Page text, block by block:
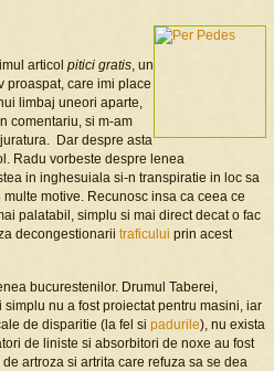
articol pitici gratis, un
proaspat, care imi place
limbaj uneori aparte,
comentariu, si m-am
Dar despre asta
Radu vorbeste despre lenea
in inghesuiala si-n transpiratie in loc sa
motive. Recunosc insa ca ceea ce
palatabil, simplu si mai direct decat o fac
decongestionarii traficului prin acest
bucurestenilor. Drumul Taberei,
nu a fost proiectat pentru masini, iar
de disparitie (la fel si padurile), nu exista
de liniste si absorbitori de noxe au fost
artroza si artrita care refuza sa se dea